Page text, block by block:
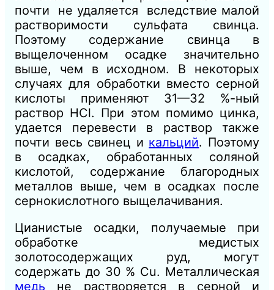
почти не удаляется вследствие малой
растворимости сульфата свинца.
Поэтому содержание свинца в
выщелоченном осадке значительно
выше, чем в исходном. В некоторых
случаях для обработки вместо серной
кислоты применяют 31—32 %-ный
раствор НСl. При этом помимо цинка,
удается перевести в раствор также
почти весь свинец и кальций. Поэтому
в осадках, обработанных соляной
кислотой, содержание благородных
металлов выше, чем в осадках после
сернокислотного выщелачивания.
Цианистые осадки, получаемые при
обработке медистых
золотосодержащих руд, могут
содержать до 30 % Сu. Металлическая
медь не растворяется в серной и